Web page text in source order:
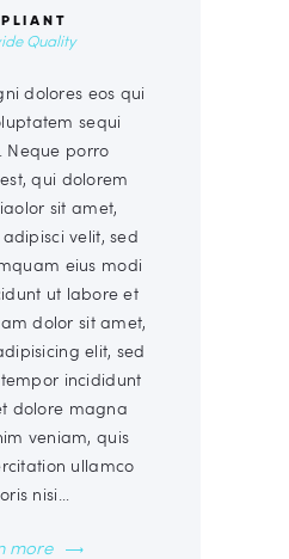
Quality
dolores eos qui
sequi
Neque porro
qui dolorem
sit amet,
velit, sed
eius modi
ut labore et
dolor sit amet,
elit, sed
incididunt
dolore magna
veniam, quis
ullamco
nisi…
more